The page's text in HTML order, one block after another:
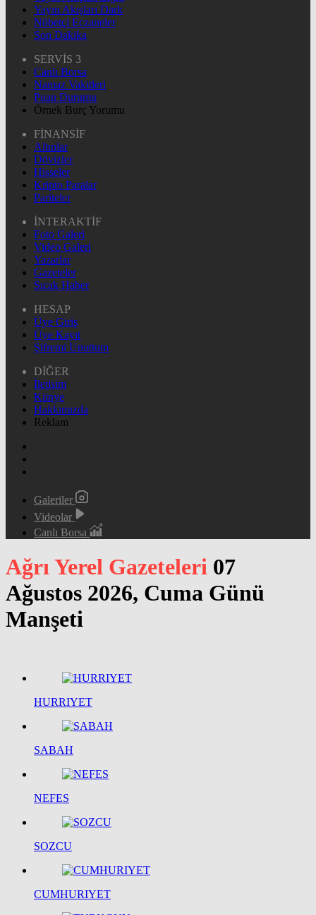
Yayın Akışları Dark
Nöbetçi Eczaneler
Son Dakika
SERVİS 3
Canlı Borsa
Namaz Vakitleri
Puan Durumu
Örnek Burç Yorumu
FİNANSİF
Altınlar
Dövizler
Hisseler
Kripto Paralar
Pariteler
İNTERAKTİF
Foto Galeri
Video Galeri
Yazarlar
Gazeteler
Sıcak Haber
HESAP
Üye Giriş
Üye Kayıt
Şifremi Unuttum
DİĞER
İletişim
Künye
Hakkımızda
Reklam
Galeriler
Videolar
Canlı Borsa
Ağrı Yerel Gazeteleri 07
Ağustos 2026, Cuma Günü
Manşeti
HURRIYET
SABAH
NEFES
SOZCU
CUMHURIYET